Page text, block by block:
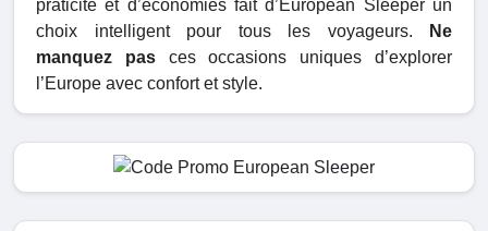
praticité et d’économies fait d’European Sleeper un
choix intelligent pour tous les voyageurs.
Ne
manquez pasces occasions uniques d’explorer
l’Europe avec confort et style.